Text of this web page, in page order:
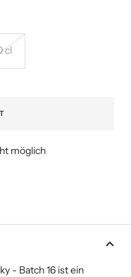
cl
möglich
- Batch 16 ist ein